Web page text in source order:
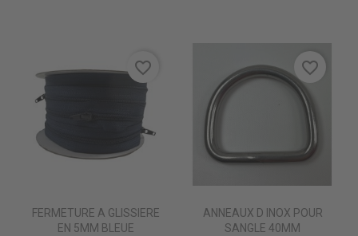
FERMETURE A GLISSIERE
EN 5MM BLEUE
favorite_border
ANNEAUX D INOX POUR
SANGLE 40MM
favorite_border